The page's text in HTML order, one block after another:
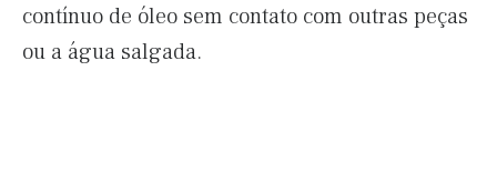
contínuo de óleo sem contato com outras peças
ou a água salgada.